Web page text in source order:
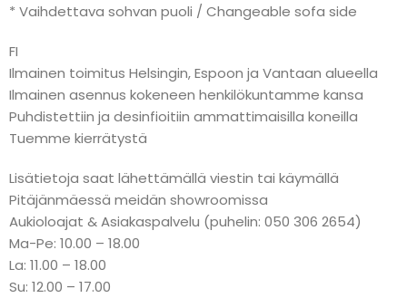
* Vaihdettava sohvan puoli / Changeable sofa side
FI
Ilmainen toimitus Helsingin, Espoon ja Vantaan alueella
Ilmainen asennus kokeneen henkilökuntamme kansa
Puhdistettiin ja desinfioitiin ammattimaisilla koneilla
Tuemme kierrätystä
Lisätietoja saat lähettämällä viestin tai käymällä
Pitäjänmäessä meidän showroomissa
Aukioloajat & Asiakaspalvelu (puhelin: 050 306 2654)
Ma-Pe: 10.00 – 18.00
La: 11.00 – 18.00
Su: 12.00 – 17.00